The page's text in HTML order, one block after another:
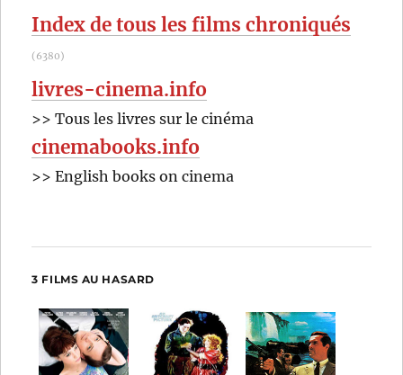
Index de tous les films chroniqués
(6380)
livres-cinema.info
>> Tous les livres sur le cinéma
cinemabooks.info
>> English books on cinema
3 FILMS AU HASARD